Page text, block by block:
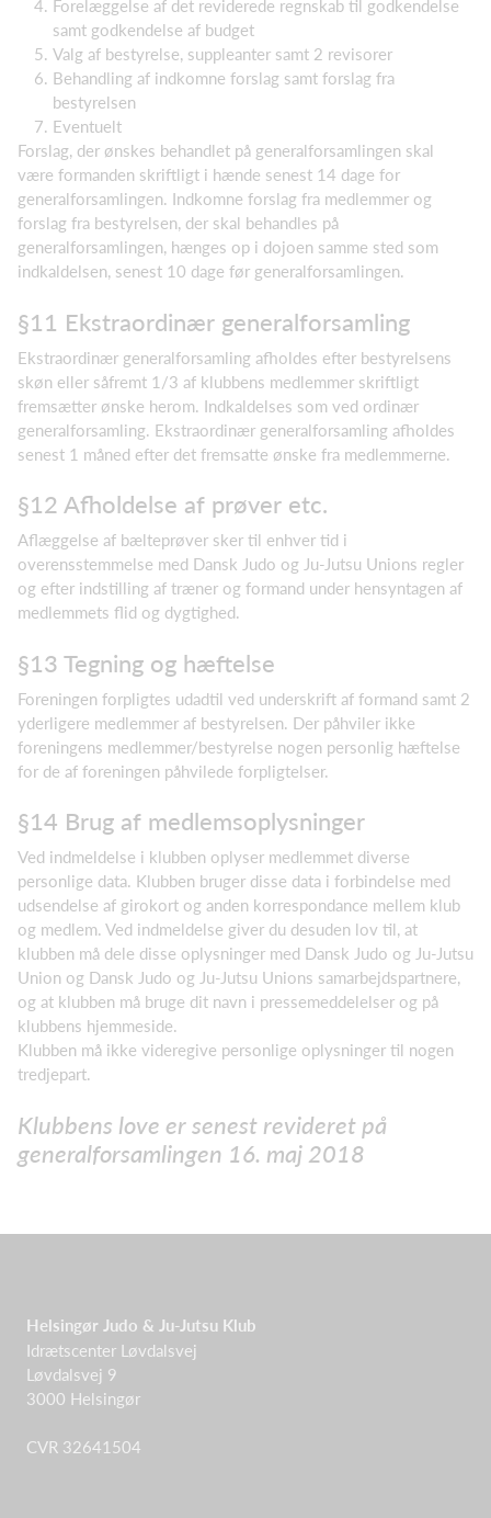
Forelæggelse af det reviderede regnskab til godkendelse
samt godkendelse af budget
Valg af bestyrelse, suppleanter samt 2 revisorer
Behandling af indkomne forslag samt forslag fra
bestyrelsen
Eventuelt
Forslag, der ønskes behandlet på generalforsamlingen skal
være formanden skriftligt i hænde senest 14 dage for
generalforsamlingen. Indkomne forslag fra medlemmer og
forslag fra bestyrelsen, der skal behandles på
generalforsamlingen, hænges op i dojoen samme sted som
indkaldelsen, senest 10 dage før generalforsamlingen.
§11 Ekstraordinær generalforsamling
Ekstraordinær generalforsamling afholdes efter bestyrelsens
skøn eller såfremt 1/3 af klubbens medlemmer skriftligt
fremsætter ønske herom. Indkaldelses som ved ordinær
generalforsamling. Ekstraordinær generalforsamling afholdes
senest 1 måned efter det fremsatte ønske fra medlemmerne.
§12 Afholdelse af prøver etc.
Aflæggelse af bælteprøver sker til enhver tid i
overensstemmelse med Dansk Judo og Ju-Jutsu Unions regler
og efter indstilling af træner og formand under hensyntagen af
medlemmets flid og dygtighed.
§13 Tegning og hæftelse
Foreningen forpligtes udadtil ved underskrift af formand samt 2
yderligere medlemmer af bestyrelsen. Der påhviler ikke
foreningens medlemmer/bestyrelse nogen personlig hæftelse
for de af foreningen påhvilede forpligtelser.
§14 Brug af medlemsoplysninger
Ved indmeldelse i klubben oplyser medlemmet diverse
personlige data. Klubben bruger disse data i forbindelse med
udsendelse af girokort og anden korrespondance mellem klub
og medlem. Ved indmeldelse giver du desuden lov til, at
klubben må dele disse oplysninger med Dansk Judo og Ju-Jutsu
Union og Dansk Judo og Ju-Jutsu Unions samarbejdspartnere,
og at klubben må bruge dit navn i pressemeddelelser og på
klubbens hjemmeside.
Klubben må ikke videregive personlige oplysninger til nogen
tredjepart.
Klubbens love er senest revideret på
generalforsamlingen 16. maj 2018
Helsingør Judo & Ju-Jutsu Klub
Idrætscenter Løvdalsvej
Løvdalsvej 9
3000 Helsingør
CVR 32641504